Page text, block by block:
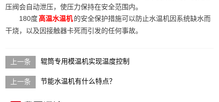
压阀会自动泄压，使压力保持在安全范围内。
180度 高温水温机的安全保护措施可以防止水温机因系统缺水而
干烧，以及因接触器卡死而引发的任何事故。
辊筒专用模温机实现温度控制
节能水温机有什么特点？